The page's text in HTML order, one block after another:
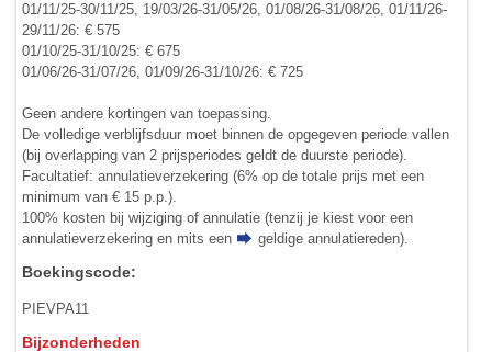
01/11/25-30/11/25, 19/03/26-31/05/26, 01/08/26-31/08/26, 01/11/26-
29/11/26: € 575
01/10/25-31/10/25: € 675
01/06/26-31/07/26, 01/09/26-31/10/26: € 725
Geen andere kortingen van toepassing.
De volledige verblijfsduur moet binnen de opgegeven periode vallen
(bij overlapping van 2 prijsperiodes geldt de duurste periode).
Facultatief: annulatieverzekering (6% op de totale prijs met een
minimum van € 15 p.p.).
100% kosten bij wijziging of annulatie (tenzij je kiest voor een
annulatieverzekering en mits een
geldige annulatiereden).
Boekingscode:
PIEVPA11
Bijzonderheden